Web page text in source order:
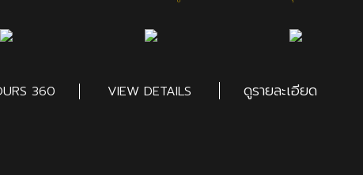
360 VIEW DETAILS ดูรายละเอียด